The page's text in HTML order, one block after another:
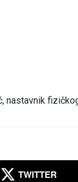
nastavnik
TWITTER